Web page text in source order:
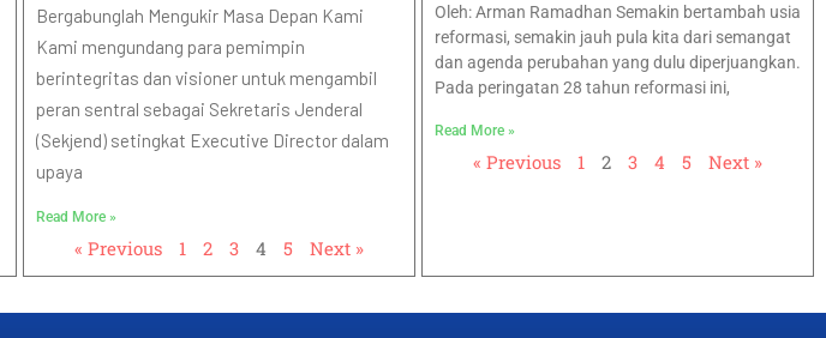
Bergabunglah Mengukir Masa Depan Kami
Kami mengundang para pemimpin
berintegritas dan visioner untuk mengambil
peran sentral sebagai Sekretaris Jenderal
(Sekjend) setingkat Executive Director dalam
upaya
Read More »
« Previous 1 2 3 4 5 Next »
Oleh: Arman Ramadhan Semakin bertambah usia
reformasi, semakin jauh pula kita dari semangat
dan agenda perubahan yang dulu diperjuangkan.
Pada peringatan 28 tahun reformasi ini,
Read More »
« Previous 1 2 3 4 5 Next »